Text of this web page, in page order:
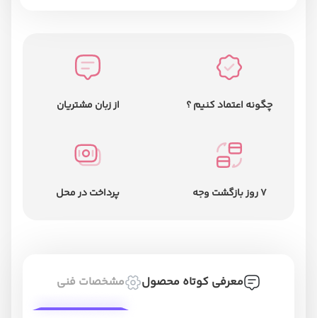
چگونه اعتماد کنیم ؟ از زبان مشتریان
7 روز بازگشت وجه پرداخت در محل
معرفی کوتاه محصول مشخصات فنی